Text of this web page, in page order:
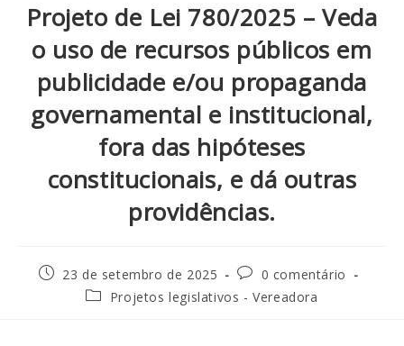
Projeto de Lei 780/2025 – Veda
o uso de recursos públicos em
publicidade e/ou propaganda
governamental e institucional,
fora das hipóteses
constitucionais, e dá outras
providências.
23 de setembro de 2025
0 comentário
Projetos legislativos - Vereadora